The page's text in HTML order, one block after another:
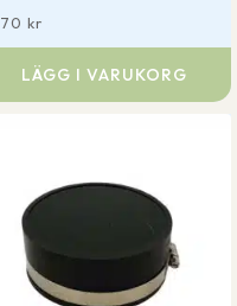
70 kr
LÄGG I VARUKORG